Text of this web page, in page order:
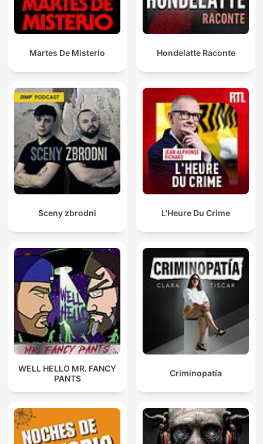
Martes De Misterio Hondelatte Raconte
Sceny zbrodni L'Heure Du Crime
WELL HELLO MR. FANCY
PANTS
Criminopatía